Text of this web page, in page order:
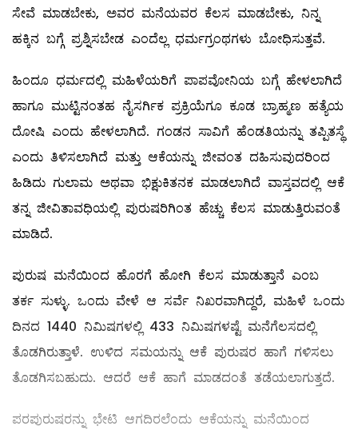
ಸೇವೆ ಮಾಡಬೇಕು, ಅವರ ಮನೆಯವರ ಕೆಲಸ ಮಾಡಬೇಕು, ನಿನ್ನ
ಹಕ್ಕಿನ ಬಗ್ಗೆ ಪ್ರಶ್ನಿಸಬೇಡ ಎಂದೆಲ್ಲ ಧರ್ಮಗ್ರಂಥಗಳು ಬೋಧಿಸುತ್ತವೆ.
ಹಿಂದೂ ಧರ್ಮದಲ್ಲಿ ಮಹಿಳೆಯರಿಗೆ ಪಾಪವೋನಿಯ ಬಗ್ಗೆ ಹೇಳಲಾಗಿದೆ
ಹಾಗೂ ಮುಟ್ಟಿನಂತಹ ನೈಸರ್ಗಿಕ ಪ್ರಕ್ರಿಯೆಗೂ ಕೂಡ ಬ್ರಾಹ್ಮಣ ಹತ್ಯೆಯ
ದೋಷಿ ಎಂದು ಹೇಳಲಾಗಿದೆ. ಗಂಡನ ಸಾವಿಗೆ ಹೆಂಡತಿಯನ್ನು ತಪ್ಪಿತಸ್ಥೆ
ಎಂದು ತಿಳಿಸಲಾಗಿದೆ ಮತ್ತು ಆಕೆಯನ್ನು ಜೀವಂತ ದಹಿಸುವುದರಿಂದ
ಹಿಡಿದು ಗುಲಾಮ ಅಥವಾ ಭಿಕ್ಷುಕಿತನಕ ಮಾಡಲಾಗಿದೆ ವಾಸ್ತವದಲ್ಲಿ ಆಕೆ
ತನ್ನ ಜೀವಿತಾವಧಿಯಲ್ಲಿ ಪುರುಷರಿಗಿಂತ ಹೆಚ್ಚು ಕೆಲಸ ಮಾಡುತ್ತಿರುವಂತೆ
ಮಾಡಿದೆ.
ಪುರುಷ ಮನೆಯಿಂದ ಹೊರಗೆ ಹೋಗಿ ಕೆಲಸ ಮಾಡುತ್ತಾನೆ ಎಂಬ
ತರ್ಕ ಸುಳ್ಳು. ಒಂದು ವೇಳೆ ಆ ಸರ್ವೆ ನಿಖರವಾಗಿದ್ದರೆ, ಮಹಿಳೆ ಒಂದು
ದಿನದ 1440 ನಿಮಿಷಗಳಲ್ಲಿ 433 ನಿಮಿಷಗಳಷ್ಟೆ ಮನೆಗೆಲಸದಲ್ಲಿ
ತೊಡಗಿರುತ್ತಾಳೆ. ಉಳಿದ ಸಮಯನ್ನು ಆಕೆ ಪುರುಷರ ಹಾಗೆ ಗಳಿಸಲು
ತೊಡಗಿಸಬಹುದು. ಆದರೆ ಆಕೆ ಹಾಗೆ ಮಾಡದಂತೆ ತಡೆಯಲಾಗುತ್ತದೆ.
ಪರಪುರುಷರನ್ನು ಭೇಟಿ ಆಗದಿರಲೆಂದು ಆಕೆಯನ್ನು ಮನೆಯಿಂದ